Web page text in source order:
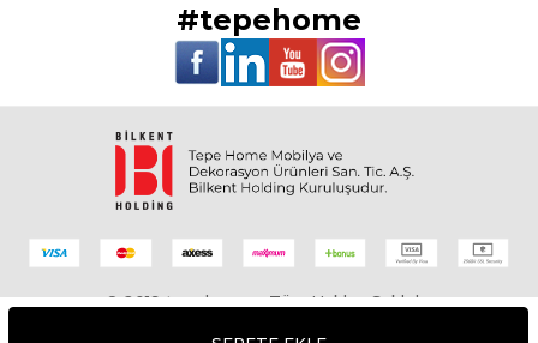
#tepehome
© 2019 tepehome - Tüm Hakları Saklıdır.